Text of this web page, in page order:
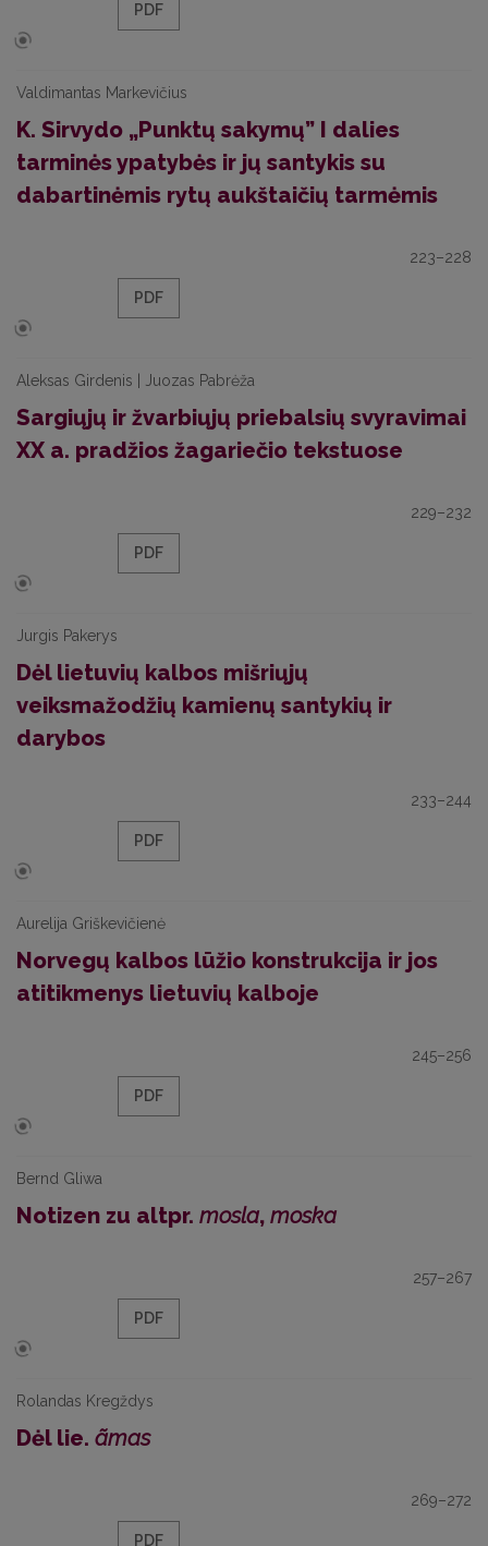
PDF
Valdimantas Markevičius
K. Sirvydo „Punktų sakymų” I dalies
tarminės ypatybės ir jų santykis su
dabartinėmis rytų aukštaičių tarmėmis
223–228
PDF
Aleksas Girdenis | Juozas Pabrėža
Sargiųjų ir žvarbiųjų priebalsių svyravimai
XX a. pradžios žagariečio tekstuose
229–232
PDF
Jurgis Pakerys
Dėl lietuvių kalbos mišriųjų
veiksmažodžių kamienų santykių ir
darybos
233–244
PDF
Aurelija Griškevičienė
Norvegų kalbos lūžio konstrukcija ir jos
atitikmenys lietuvių kalboje
245–256
PDF
Bernd Gliwa
Notizen zu altpr. mosla, moska
257–267
PDF
Rolandas Kregždys
Dėl lie. ãmas
269–272
PDF